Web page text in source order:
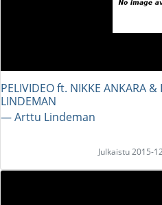
PELIVIDEO ft. NIKKE ANKARA
LINDEMAN
― Arttu Lindeman
Julkaistu 2015-